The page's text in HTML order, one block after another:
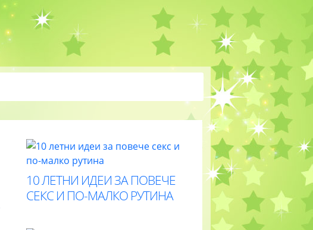
10 ЛЕТНИ ИДЕИ ЗА ПОВЕЧЕ
СЕКС И ПО-МАЛКО РУТИНА